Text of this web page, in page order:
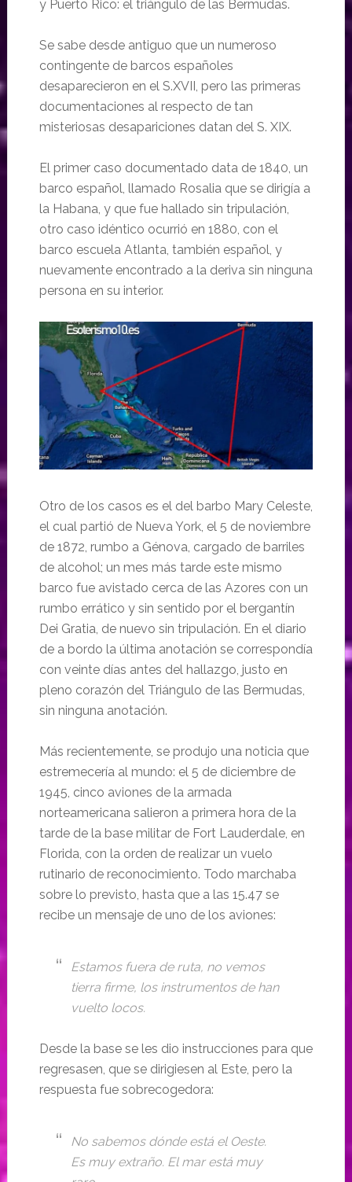
y Puerto Rico: el triángulo de las Bermudas.
Se sabe desde antiguo que un numeroso
contingente de barcos españoles
desaparecieron en el S.XVII, pero las primeras
documentaciones al respecto de tan
misteriosas desapariciones datan del S. XIX.
El primer caso documentado data de 1840, un
barco español, llamado Rosalia que se dirigía a
la Habana, y que fue hallado sin tripulación,
otro caso idéntico ocurrió en 1880, con el
barco escuela Atlanta, también español, y
nuevamente encontrado a la deriva sin ninguna
persona en su interior.
Otro de los casos es el del barbo Mary Celeste,
el cual partió de Nueva York, el 5 de noviembre
de 1872, rumbo a Génova, cargado de barriles
de alcohol; un mes más tarde este mismo
barco fue avistado cerca de las Azores con un
rumbo errático y sin sentido por el bergantín
Dei Gratia, de nuevo sin tripulación. En el diario
de a bordo la última anotación se correspondía
con veinte días antes del hallazgo, justo en
pleno corazón del Triángulo de las Bermudas,
sin ninguna anotación.
Más recientemente, se produjo una noticia que
estremecería al mundo: el 5 de diciembre de
1945, cinco aviones de la armada
norteamericana salieron a primera hora de la
tarde de la base militar de Fort Lauderdale, en
Florida, con la orden de realizar un vuelo
rutinario de reconocimiento. Todo marchaba
sobre lo previsto, hasta que a las 15.47 se
recibe un mensaje de uno de los aviones:
Estamos fuera de ruta, no vemos
tierra firme, los instrumentos de han
vuelto locos.
Desde la base se les dio instrucciones para que
regresasen, que se dirigiesen al Este, pero la
respuesta fue sobrecogedora:
No sabemos dónde está el Oeste.
Es muy extraño. El mar está muy